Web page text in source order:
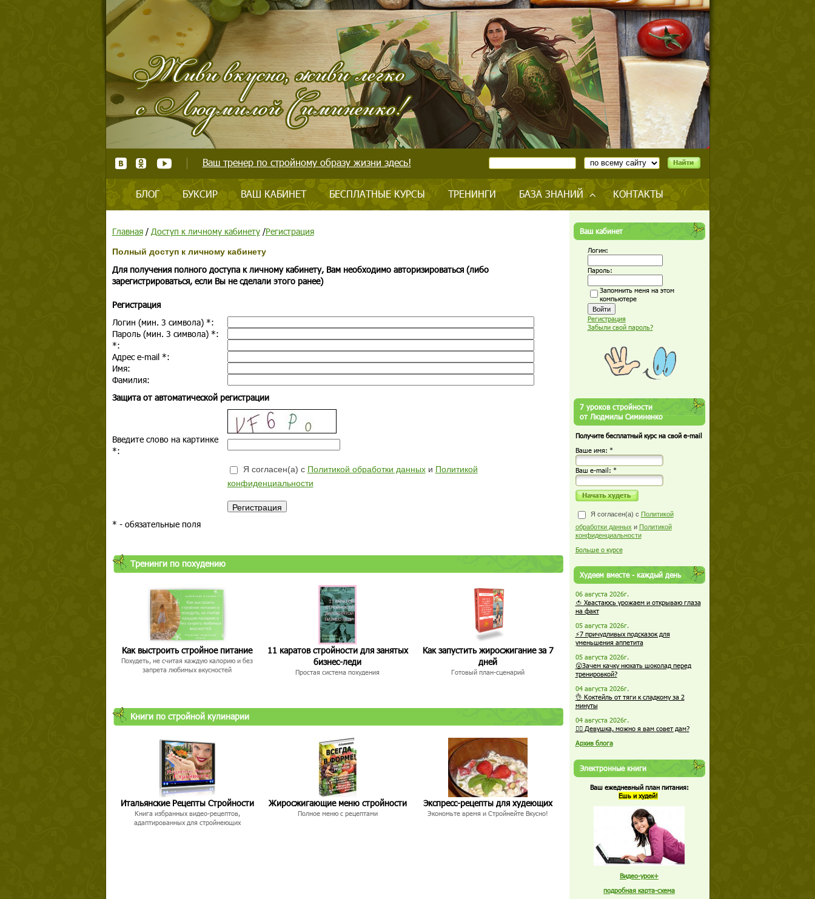
Ваш тренер по стройному образу жизни здесь!
БЛОГ БУКСИР ВАШ КАБИНЕТ БЕСПЛАТНЫЕ КУРСЫ ТРЕНИНГИ БАЗА ЗНАНИЙ КОНТАКТЫ
Главная/ Доступ к личному кабинету/Регистрация
Полный доступ к личному кабинету
Для получения полного доступа к личному кабинету, Вам необходимо авторизироваться (либо
зарегистрироваться, если Вы не сделали этого ранее)
Регистрация
Логин (мин. 3 символа) *:
Пароль (мин. 3 символа) *:
*:
Адрес e-mail *:
Имя:
Фамилия:
Защита от автоматической регистрации
Введите слово на картинке
*:
Я согласен(а) с Политикой обработки данныхи Политикой
конфиденциальности
* - обязательные поля
Тренинги по похудению
Как выстроить стройное питание
Похудеть, не считая каждую калорию и без
запрета любимых вкусностей
11 каратов стройности для занятых
бизнес-леди
Простая система похудения
Как запустить жиросжигание за 7
дней
Готовый план-сценарий
Книги по стройной кулинарии
Итальянские Рецепты Стройности
Книга избранных видео-рецептов,
адаптированных для стройнеющих
Жиросжигающие меню стройности
Полное меню с рецептами
Экспресс-рецепты для худеющих
Экономьте время и Стройнейте Вкусно!
Ваш кабинет
Логин:
Пароль:
Запомнить меня на этом
компьютере
Регистрация
Забыли свой пароль?
7 уроков стройности
от Людмилы Симиненко
Получите бесплатный курс на свой e-mail
Ваше имя: *
Ваш е-mail: *
Я согласен(а) с Политикой
обработки данных и Политикой
конфиденциальности
Больше о курсе
Худеем вместе - каждый день
06 августа 2026г.
🍅 Хвастаюсь урожаем и открываю глаза
на факт
05 августа 2026г.
⚡7 причудливых подсказок для
уменьшения аппетита
05 августа 2026г.
😮Зачем качку нюхать шоколад перед
тренировкой?
04 августа 2026г.
👌 Коктейль от тяги к сладкому за 2
минуты
04 августа 2026г.
🏋️‍♀️ Девушка, можно я вам совет дам?
Архив блога
Электронные книги
Ваш ежедневный план питания:
Ешь и худей!
Видео-урок+
подробная карта-схема